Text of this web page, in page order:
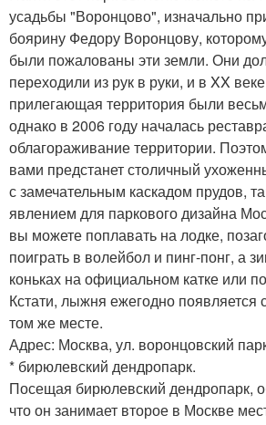
усадьбы "Воронцово", изначально
боярину Федору Воронцову,
были пожалованы эти земли. Они
переходили из рук в руки, и в XX
прилегающая территория были
однако в 2006 году началась
облагораживание территории.
вами предстанет столичный
с замечательным каскадом прудов,
явлением для паркового дизайна
вы можете поплавать на лодке,
поиграть в волейбол и пинг-понг, а
коньках на официальном катке или
Кстати, лыжня ежегодно появляется
том же месте.
Адрес: Москва, ул. воронцовский
* бирюлевский дендропарк.
Посещая бирюлевский дендропарк,
что он занимает второе в Москве